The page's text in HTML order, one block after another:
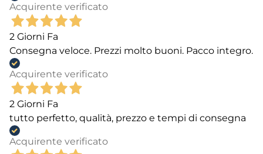
Acquirente verificato
2 Giorni Fa
Consegna veloce. Prezzi molto buoni. Pacco integro.
Acquirente verificato
2 Giorni Fa
tutto perfetto, qualità, prezzo e tempi di consegna
Acquirente verificato